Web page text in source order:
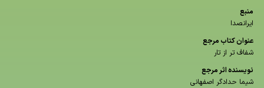
منبع
ایرانصدا
عنوان كتاب مرجع
شفاف تر از تار
نویسنده اثر مرجع
شیما حدادگر اصفهانی